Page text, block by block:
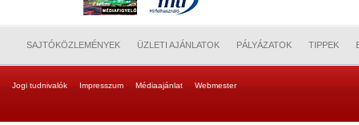
SAJTÓKÖZLEMÉNYEK ÜZLETI AJÁNLATOK PÁLYÁZATOK TIPPEK
Jogi tudnivalók Impresszum Médiaajánlat Webmester